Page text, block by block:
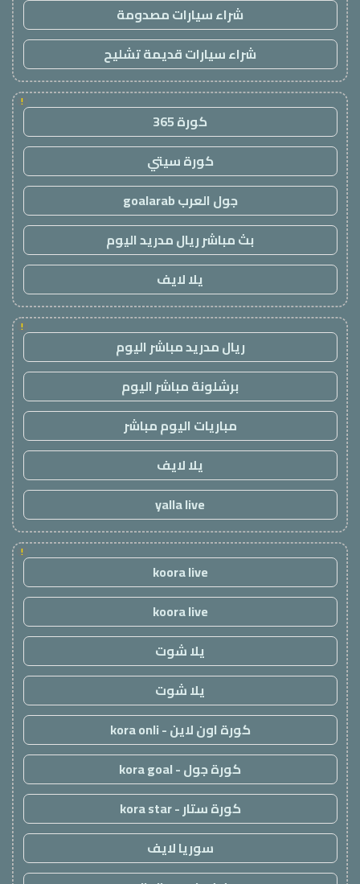
شراء سيارات مصدومة
شراء سيارات قديمة تشليح
!
كورة 365
كورة سيتي
جول العرب goalarab
بث مباشر ريال مدريد اليوم
يلا لايف
!
ريال مدريد مباشر اليوم
برشلونة مباشر اليوم
مباريات اليوم مباشر
يلا لايف
yalla live
!
koora live
koora live
يلا شوت
يلا شوت
كورة اون لاين - kora onli
كورة جول - kora goal
كورة ستار - kora star
سوريا لايف